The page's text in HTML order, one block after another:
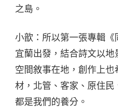
之島。
小歆：所以第一張專輯
宜蘭出發，結合詩文以
空間敘事在地，創作上
材，北管、客家、原住
都是我們的養分。